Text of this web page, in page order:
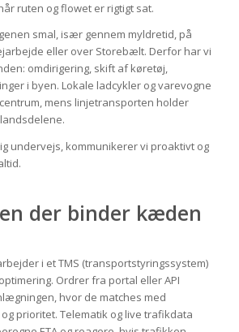
ruten og flowet er rigtigt sat.
smal, især gennem myldretid, på
eller over Storebælt. Derfor har vi
omdirigering, skift af køretøj,
i byen. Lokale ladcykler og varevogne
mens linjetransporten holder
undervejs, kommunikerer vi proaktivt og
der binder kæden
i et TMS (transportstyringssystem)
Ordrer fra portal eller API
hvor de matches med
prioritet. Telematik og live trafikdata